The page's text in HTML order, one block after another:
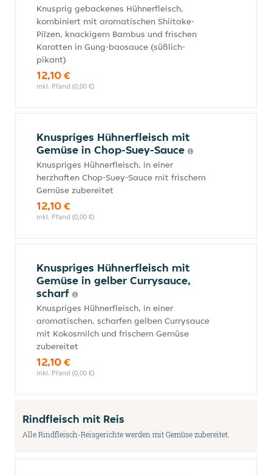
Knusprig gebackenes Hühnerfleisch,
kombiniert mit aromatischen Shiitake-
Pilzen, knackigem Bambus und frischen
Karotten in Gung-baosauce (süßlich-
pikant)
12,10 €
inkl. Pfand (0,00 €)
Knuspriges Hühnerfleisch mit
Gemüse in Chop-Suey-Sauce
Knuspriges Hühnerfleisch, in einer
herzhaften Chop-Suey-Sauce mit frischem
Gemüse zubereitet
12,10 €
inkl. Pfand (0,00 €)
Knuspriges Hühnerfleisch mit
Gemüse in gelber Currysauce,
scharf
Knuspriges Hühnerfleisch, in einer
aromatischen, scharfen gelben Currysauce
mit Kokosmilch und frischem Gemüse
zubereitet
12,10 €
inkl. Pfand (0,00 €)
Rindfleisch mit Reis
Alle Rindfleisch-Reisgerichte werden mit Gemüse zubereitet.